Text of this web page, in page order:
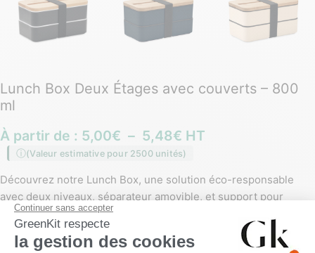
Lunch Box Deux Étages avec couverts – 800
ml
À partir de : 5,00€ – 5,48€ HT
(Valeur estimative pour 2500 unités)
Découvrez notre Lunch Box, une solution éco-responsable
avec deux niveaux, séparateur amovible, et support pour
téléphone. Parfaite pour vos repas
COULEUR